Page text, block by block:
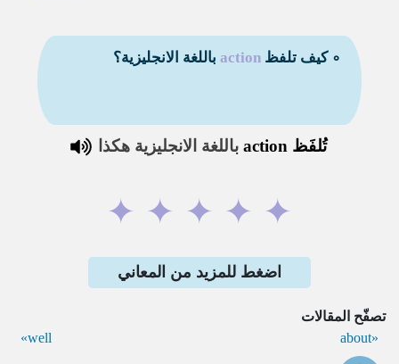
∘ كيف تلفظaction باللغة الانجليزية؟
تُلفَظ actionباللغة الانجليزية هكذا
✦
✦
✦
✦
✦
اضغط للمزيد من المعاني
تصفّح المقالات
about
well